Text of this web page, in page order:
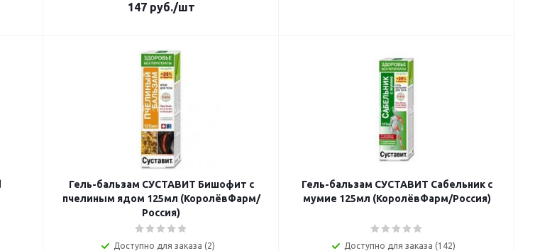
147руб./шт
Гель-бальзам СУСТАВИТ Бишофит с
пчелиным ядом 125мл (КоролёвФарм/
Россия)
Доступно для заказа (2)
Гель-бальзам СУСТАВИТ Сабельник с
мумие 125мл (КоролёвФарм/Россия)
Доступно для заказа (142)